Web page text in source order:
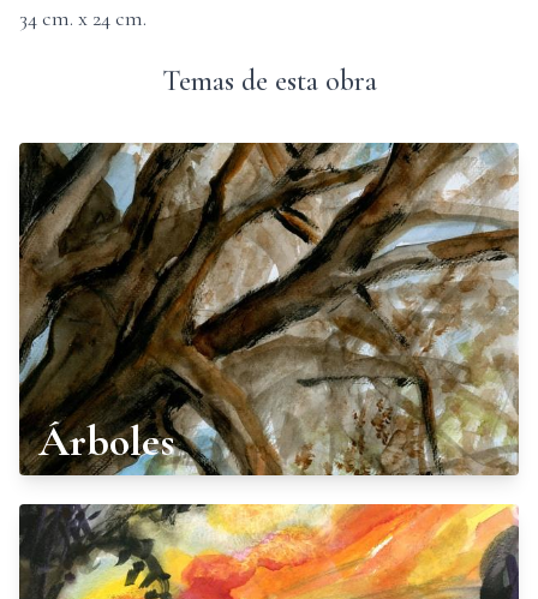
34cm. x 24cm.
Temas de esta obra
Árboles